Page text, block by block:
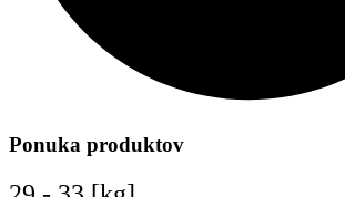
Ponuka produktov